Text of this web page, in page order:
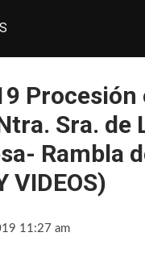
Procesión
Sra. de
Rambla
VIDEOS)
11:27 am